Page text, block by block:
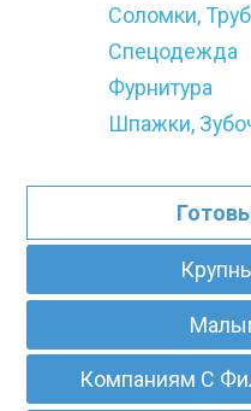
Соломки,
Спецодежда
Фурнитура
Шпажки,
Компаниям С